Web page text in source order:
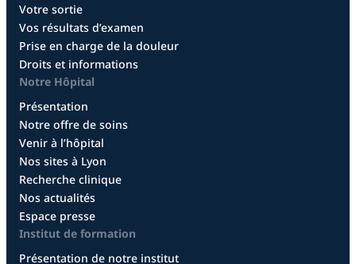
Votre sortie
Vos résultats d’examen
Prise en charge de la douleur
Droits et informations
Notre Hôpital
Présentation
Notre offre de soins
Venir à l’hôpital
Nos sites à Lyon
Recherche clinique
Nos actualités
Espace presse
Institut de formation
Présentation de notre institut